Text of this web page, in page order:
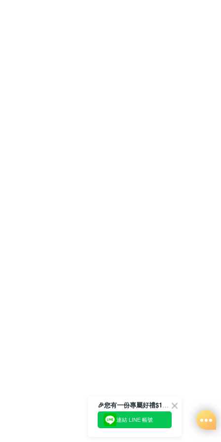
🎉您有一份專屬好禮$100正等著您🎁
連結 LINE 帳號